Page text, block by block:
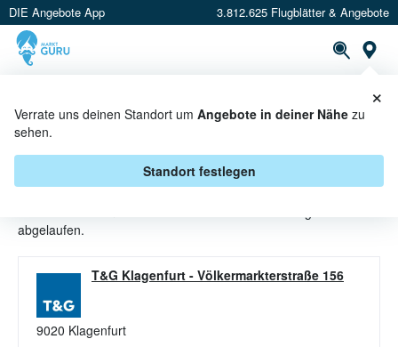
DIE Angebote App 3.812.625 Flugblätter & Angebote
Verrate uns deinen Standort um Angebote in deiner Nähe zu
sehen.
Standort festlegen
×
WASCHMITTEL ANGEBOTE &
AKTIONEN BEI T&G
abgelaufen.
T&G Klagenfurt - Völkermarkterstraße 156
9020 Klagenfurt